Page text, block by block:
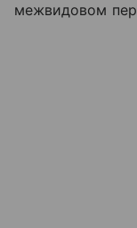
межвидовом